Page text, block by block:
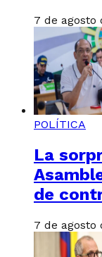
7 de agosto
POLÍTICA
La
de
7 de agosto